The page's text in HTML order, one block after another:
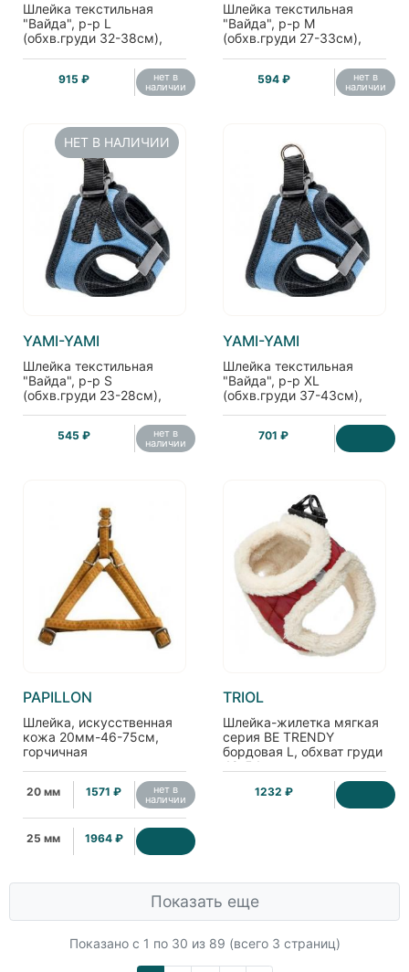
Шлейка текстильная
"Вайда", р-р L
(обхв.груди 32-38см),
915 ₽ нет в
наличии
Шлейка текстильная
"Вайда", р-р M
(обхв.груди 27-33см),
594 ₽ нет в
наличии
НЕТ В НАЛИЧИИ
YAMI-YAMI
Шлейка текстильная
"Вайда", р-р S
(обхв.груди 23-28см),
545 ₽ нет в
наличии
YAMI-YAMI
Шлейка текстильная
"Вайда", р-р XL
(обхв.груди 37-43см),
701 ₽
PAPILLON
Шлейка, искусственная
кожа 20мм-46-75см,
горчичная
20 мм 1571 ₽ нет в
наличии
25 мм 1964 ₽
TRIOL
Шлейка-жилетка мягкая
серия BE TRENDY
бордовая L, обхват груди
48-54см
1232 ₽
Показать еще
Показано с 1 по 30 из 89 (всего 3 страниц)